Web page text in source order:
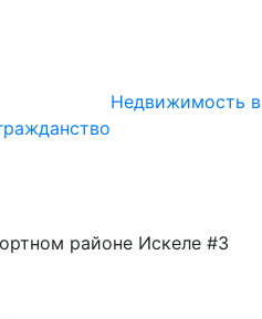
Недвижимость
районе Искеле #3